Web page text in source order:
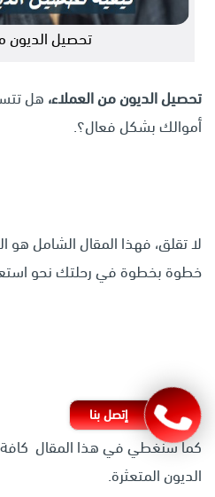
تحصيل الديون
تحصيل الديون من العملاء، هل
أموالك بشكل فعال؟.
لا تقلق، فهذا المقال الشامل
خطوة بخطوة في رحلتك نحو
كما سنغطي في هذا المقال كافة
الديون المتعثرة.
إتصل بنا